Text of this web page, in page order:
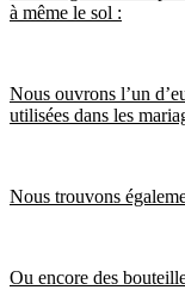
à même le sol :
Nous ouvrons l’un
utilisées dans les
Nous trouvons
Ou encore des